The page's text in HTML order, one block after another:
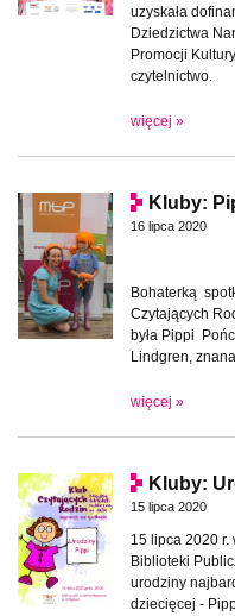
uzyskała
Dziedzictwa
Promocji
czytelnictwo.
więcej »
Kluby:
16 lipca 2020
Bohaterką
Czytających
była Pippi
Lindgren,
więcej »
Kluby:
15 lipca 2020
15 lipca 2020
Biblioteki
urodziny
dziecięcej -